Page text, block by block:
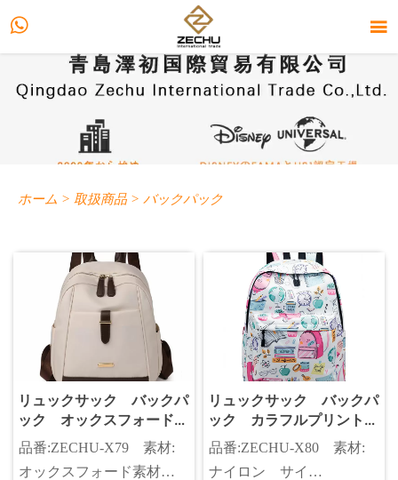
 
ホーム > 取扱商品 > バックパック
リュックサック バックパ
ック オックスフォード素
材 切替 ファッション
レディース
品番:ZECHU-X79 素材:
オックスフォード素材
リュックサック バックパ
ック カラフルプリント
学生 カジュアル 通学
塾通い
品番:ZECHU-X80 素材:
ナイロン サイ